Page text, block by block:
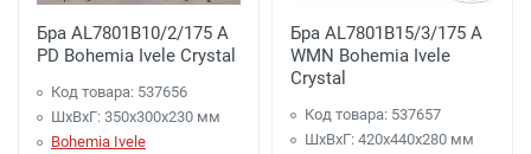
Бра AL7801B10/2/175 A
PD Bohemia Ivele Crystal
Код товара: 537656
ШхВхГ: 350х300x230 мм
Bohemia Ivele
Бра AL7801B15/3/175 A
WMN Bohemia Ivele
Crystal
Код товара: 537657
ШхВхГ: 420х440x280 мм